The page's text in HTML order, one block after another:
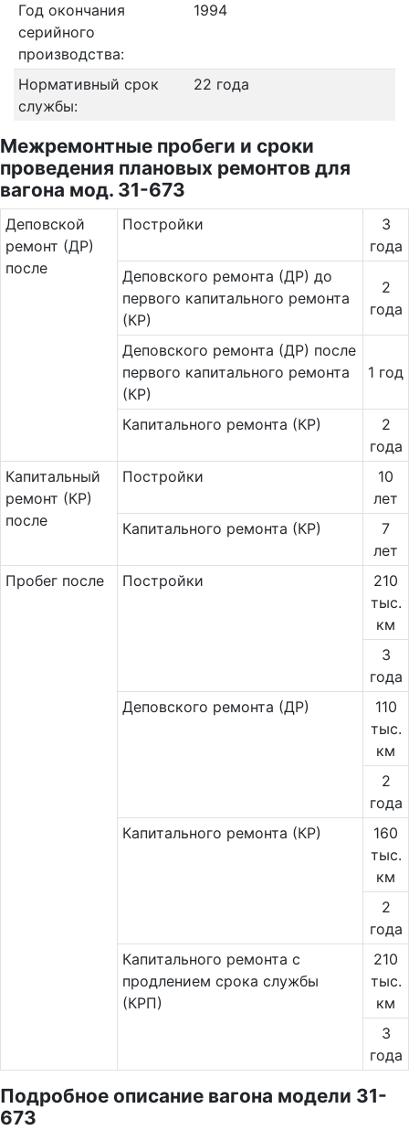
Год окончания
серийного
производства:
1994
Нормативный срок
службы:
22 года
Межремонтные пробеги и сроки
проведения плановых ремонтов для
вагона мод. 31-673
Де­повс­кой
ремонт (ДР)
после
Постройки
3
года
Деповского ремонта (ДР) до
первого капитального ремонта
(КР)
2
года
Деповского ремонта (ДР) после
первого капитального ремонта
(КР)
1 год
Капитального ремонта (КР)
2
года
Ка­пи­таль­ный
ремонт (КР)
после
Постройки
10
лет
Капитального ремонта (КР)
7
лет
Пробег после
Постройки
210
тыс.
км
3
года
Деповского ремонта (ДР)
110
тыс.
км
2
года
Капитального ремонта (КР)
160
тыс.
км
2
года
Капитального ремонта с
продлением срока службы
(КРП)
210
тыс.
км
3
года
Подробное описание вагона модели 31-
673